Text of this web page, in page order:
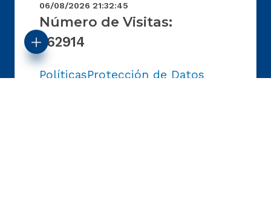
06/08/2026 21:32:45
Número de Visitas:
262914
PolíticasProtección de Datos